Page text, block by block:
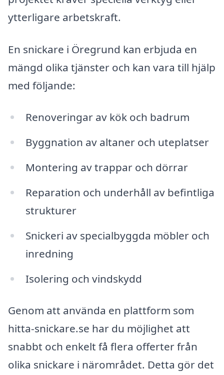
ytterligare arbetskraft.
En snickare i Öregrund kan erbjuda en
mängd olika tjänster och kan vara till hjälp
med följande:
Renoveringar av kök och badrum
Byggnation av altaner och uteplatser
Montering av trappar och dörrar
Reparation och underhåll av befintliga
strukturer
Snickeri av specialbyggda möbler och
inredning
Isolering och vindskydd
Genom att använda en plattform som
hitta-snickare.se har du möjlighet att
snabbt och enkelt få flera offerter från
olika snickare i närområdet. Detta gör det